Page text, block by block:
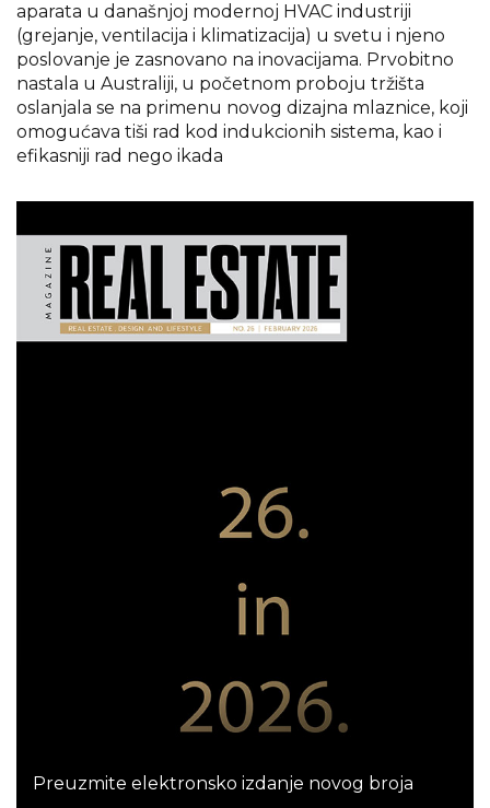
aparata u današnjoj modernoj HVAC industriji
(grejanje, ventilacija i klimatizacija) u svetu i njeno
poslovanje je zasnovano na inovacijama. Prvobitno
nastala u Australiji, u početnom proboju tržišta
oslanjala se na primenu novog dizajna mlaznice, koji
omogućava tiši rad kod indukcionih sistema, kao i
efikasniji rad nego ikada
Preuzmite elektronsko izdanje novog broja